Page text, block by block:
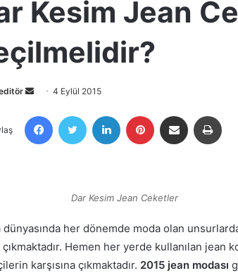
Kesim Jean
Bir
posta
göndermek
4 Eylül 2015
Facebook LinkedIn Pinterest E-Posta ile paylaş
Dar Kesim Jean Ceketler
dünyasında her dönemde moda olan
çıkmaktadır. Hemen her yerde kullanılan jean
karşısına çıkmaktadır. 2015 jean modası